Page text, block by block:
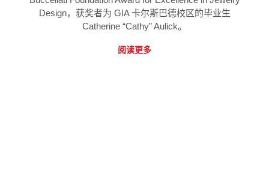
Design，获奖者为 GIA 卡尔斯巴德校区的毕业生
Catherine “Cathy” Aulick。
阅读更多